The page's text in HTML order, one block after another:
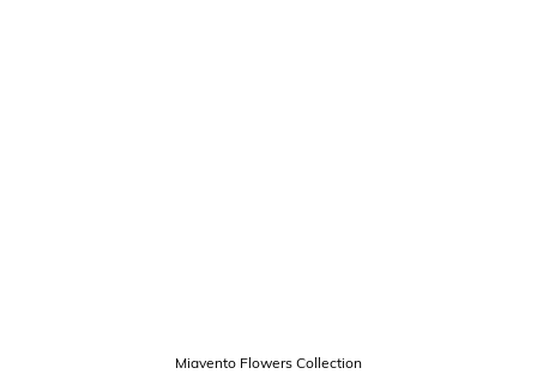
Miavento Flowers Collection